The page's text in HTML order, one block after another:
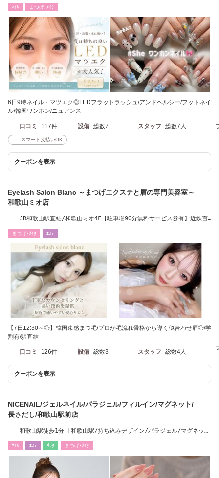
ﾈｲﾙ まつげ･ﾒｲｸ
6日9時ネイル・マツエク◎LEDフラットラッシュ/アンドヘルシー/フットネイ
ル/韓国ワンホン/ニュアンス
口コミ 117件 設備 総数7 スタッフ 総数7人
スマート支払いOK
クーポンを表示
Eyelash Salon Blanc ～まつげエクステと眉の専門美容室～
和歌山ミオ店
JR和歌山駅直結/和歌山ミオ4F【駐車場90分無料サービス券有】近鉄百
まつげ･ﾒｲｸ ｴｽﾃ
【7日12:30～◎】韓国束感まつ毛/プロが毛流れ骨格から導く似合わせ眉◎/学
割有/駅直結
口コミ 126件 設備 総数3 スタッフ 総数4人
クーポンを表示
NICENAIL/ジェルネイル/パラジェル/フィルイン/マグネット/
長さだし/和歌山駅前店
和歌山駅徒歩1分 [和歌山駅/持ち込みデザイン/パラジェル/マグネット
ﾈｲﾙ ｴｽﾃ ﾘﾗｸ まつげ･ﾒｲｸ